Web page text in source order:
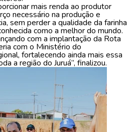
mais renda ao produtor
necessário na produção e
sem perder a qualidade da farinha
como a melhor do mundo.
com a implantação da Rota
com o Ministério do
fortalecendo ainda mais essa
a região do Juruá”, finalizou.